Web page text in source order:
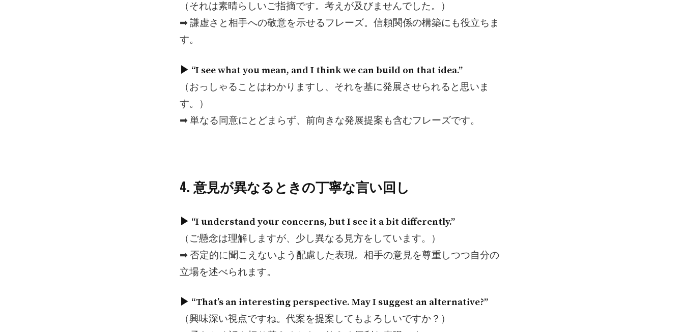
（それは素晴らしいご指摘です。考えが及びませんでした。）
➡︎ 謙虚さと相手への敬意を示せるフレーズ。信頼関係の構築にも役立ちま
す。
▶︎ “I see what you mean, and I think we can build on that idea.”
（おっしゃることはわかりますし、それを基に発展させられると思いま
す。）
➡︎ 単なる同意にとどまらず、前向きな発展提案も含むフレーズです。
4. 意見が異なるときの丁寧な言い回し
▶︎ “I understand your concerns, but I see it a bit differently.”
（ご懸念は理解しますが、少し異なる見方をしています。）
➡︎ 否定的に聞こえないよう配慮した表現。相手の意見を尊重しつつ自分の
立場を述べられます。
▶︎ “That’s an interesting perspective. May I suggest an alternative?”
（興味深い視点ですね。代案を提案してもよろしいですか？）